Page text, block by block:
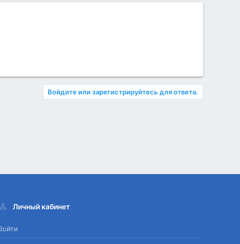
Войдите или зарегистрируйтесь для ответа.
Личный кабинет